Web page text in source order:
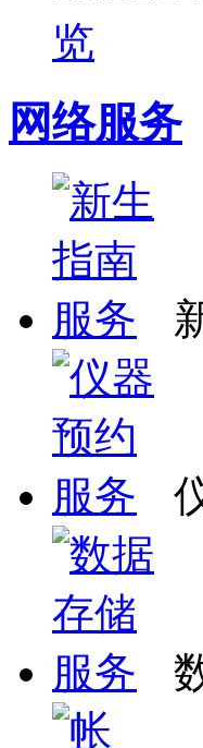
览
网络服务